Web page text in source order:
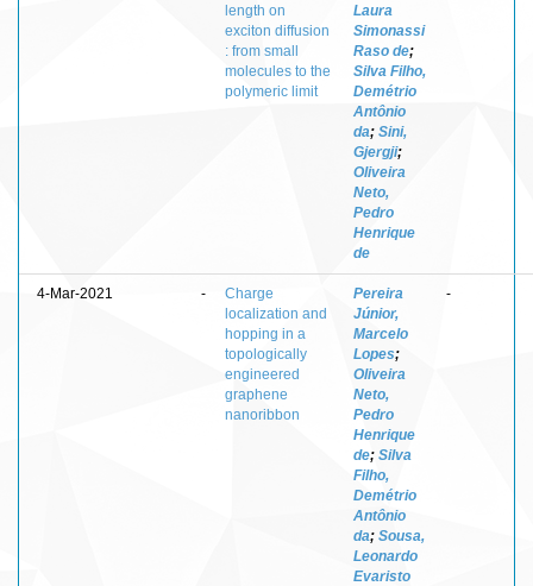
length on
exciton diffusion
: from small
molecules to the
polymeric limit
Laura
Simonassi
Raso de;
Silva Filho,
Demétrio
Antônio
da; Sini,
Gjergji;
Oliveira
Neto,
Pedro
Henrique
de
4-Mar-2021 -
Charge
localization and
hopping in a
topologically
engineered
graphene
nanoribbon
Pereira
Júnior,
Marcelo
Lopes;
Oliveira
Neto,
Pedro
Henrique
de; Silva
Filho,
Demétrio
Antônio
da; Sousa,
Leonardo
Evaristo
-